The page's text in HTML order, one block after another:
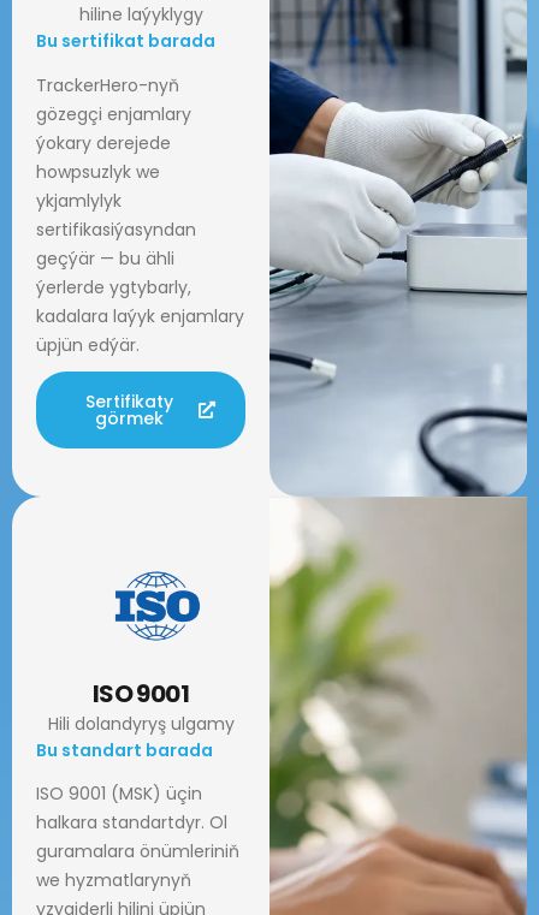
hiline laýyklygy
Bu sertifikat barada
TrackerHero-nyň
gözegçi enjamlary
ýokary derejede
howpsuzlyk we
ykjamlylyk
sertifikasiýasyndan
geçýär — bu ähli
ýerlerde ygtybarly,
kadalara laýyk enjamlary
üpjün edýär.
Sertifikaty
görmek
ISO 9001
Hili dolandyryş ulgamy
Bu standart barada
ISO 9001 (MSK) üçin
halkara standartdyr. Ol
guramalara önümleriniň
we hyzmatlarynyň
yzygiderli hilini üpjün